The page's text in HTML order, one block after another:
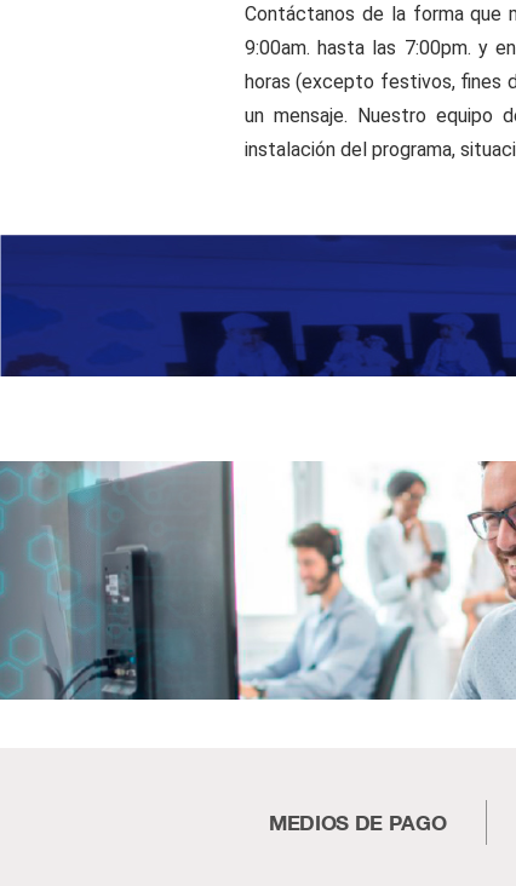
Contáctanos de la forma que
9:00am. hasta las 7:00pm. y
horas (excepto festivos, fines
un mensaje. Nuestro equipo
instalación del programa,
MEDIOS DE PAGO